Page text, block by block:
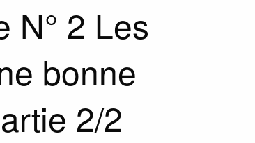
N° 2 Les
bonne
2/2